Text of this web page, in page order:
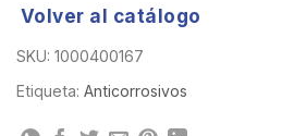
Volver al catálogo
SKU: 1000400167
Etiqueta: Anticorrosivos